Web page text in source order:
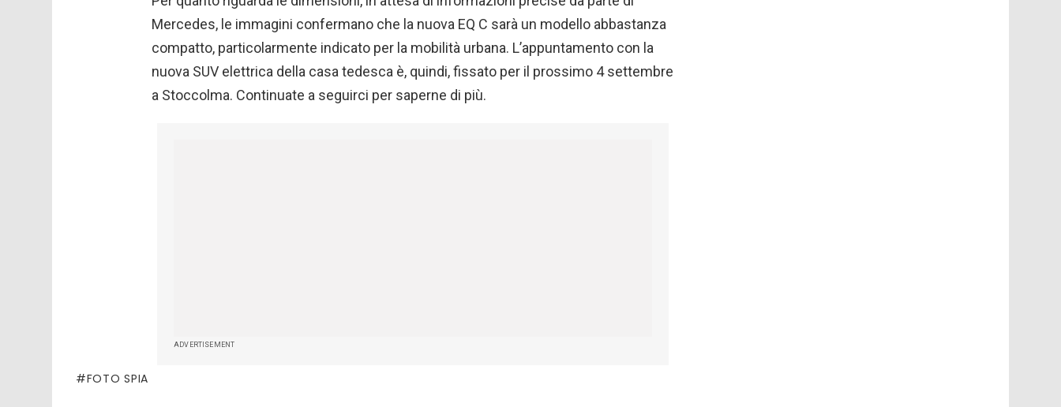
Mercedes, le immagini confermano che la nuova EQ C sarà un modello abbastanza
compatto, particolarmente indicato per la mobilità urbana. L’appuntamento con la
nuova SUV elettrica della casa tedesca è, quindi, fissato per il prossimo 4 settembre
a Stoccolma. Continuate a seguirci per saperne di più.
ADVERTISEMENT
FOTO SPIA